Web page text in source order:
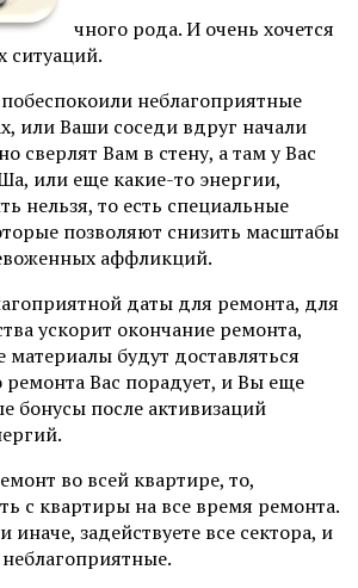
чного рода. И очень хочется
ситуаций.
неблагоприятные
или Ваши соседи вдруг начали
сверлят Вам в стену, а там у Вас
или еще какие-то энергии,
нельзя, то есть специальные
позволяют снизить масштабы
аффликций.
даты для ремонта, для
ускорит окончание ремонта,
материалы будут доставляться
ремонта Вас порадует, и Вы еще
бонусы после активизаций
во всей квартире, то,
с квартиры на все время ремонта.
иначе, задействуете все сектора, и